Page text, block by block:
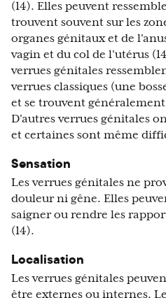
(14). Elles peuvent
trouvent souvent sur les
organes génitaux et de
vagin et du col de l'utérus
verrues génitales
verrues classiques (une
et se trouvent généralement
D'autres verrues génitales
et certaines sont même
Sensation
Les verrues génitales ne
douleur ni gêne. Elles
saigner ou rendre les
(14).
Localisation
Les verrues génitales
être externes ou internes.